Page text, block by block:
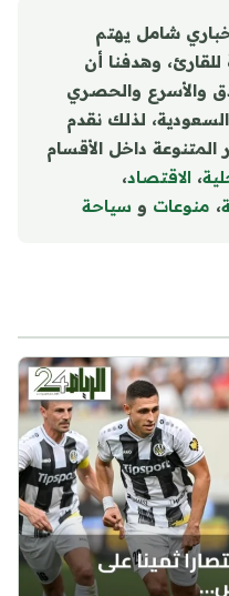
شامل يهتم
وهدفنا أن
والأسرع والحصري
لذلك نقدم
داخل الأقسام
، الاقتصاد،
، منوعات و سياحة